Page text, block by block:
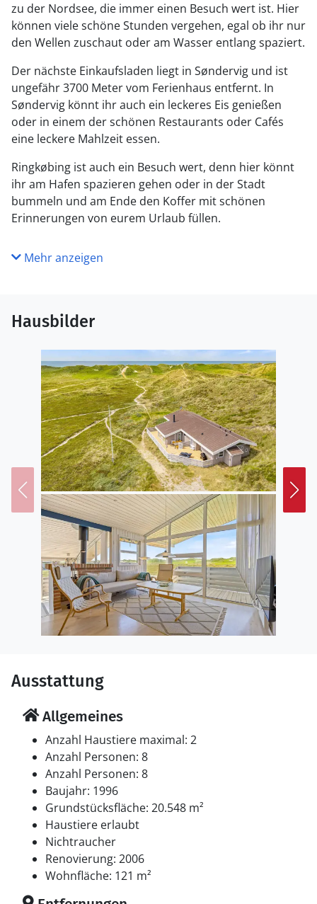
zu der Nordsee, die immer einen Besuch wert ist. Hier
können viele schöne Stunden vergehen, egal ob ihr nur
den Wellen zuschaut oder am Wasser entlang spaziert.
Der nächste Einkaufsladen liegt in Søndervig und ist
ungefähr 3700 Meter vom Ferienhaus entfernt. In
Søndervig könnt ihr auch ein leckeres Eis genießen
oder in einem der schönen Restaurants oder Cafés
eine leckere Mahlzeit essen.
Ringkøbing ist auch ein Besuch wert, denn hier könnt
ihr am Hafen spazieren gehen oder in der Stadt
bummeln und am Ende den Koffer mit schönen
Erinnerungen von eurem Urlaub füllen.
Mehr anzeigen
Hausbilder
Ausstattung
Allgemeines
Anzahl Haustiere maximal: 2
Anzahl Personen: 8
Anzahl Personen: 8
Baujahr: 1996
Grundstücksfläche: 20.548 m²
Haustiere erlaubt
Nichtraucher
Renovierung: 2006
Wohnfläche: 121 m²